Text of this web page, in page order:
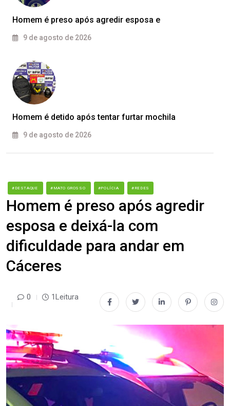
Homem é preso após agredir esposa e
9 de agosto de 2026
Homem é detido após tentar furtar mochila
9 de agosto de 2026
#DESTAQUE #MATO GROSSO #POLÍCIA #REDES
Homem é preso após agredir
esposa e deixá-la com
dificuldade para andar em
Cáceres
0 1Leitura